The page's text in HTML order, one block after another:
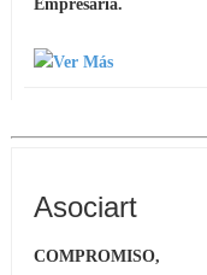
Empresaria.
Asociart
COMPROMISO,